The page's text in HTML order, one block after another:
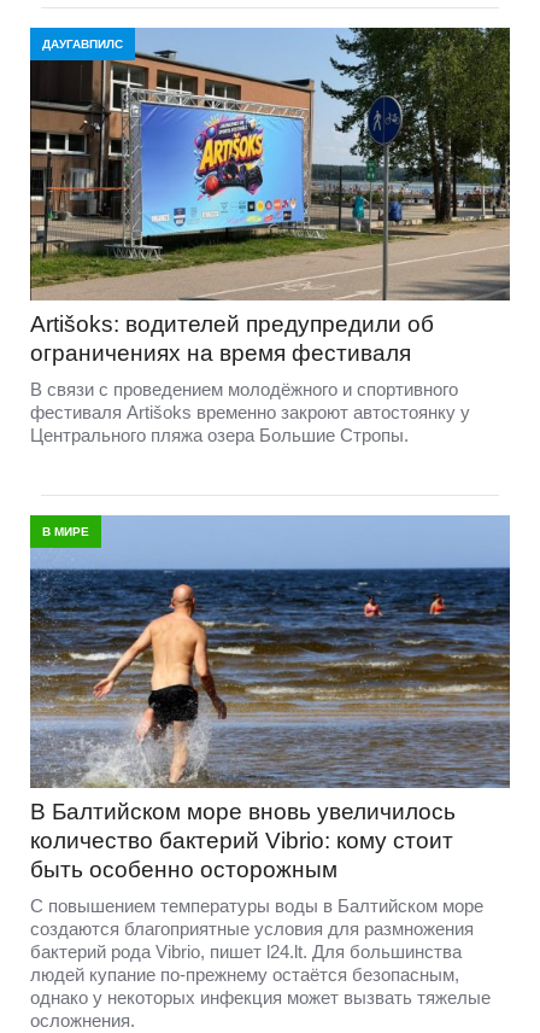
ДАУГАВПИЛС
Artišoks: водителей предупредили об
ограничениях на время фестиваля
В связи с проведением молодёжного и спортивного
фестиваля Artišoks временно закроют автостоянку у
Центрального пляжа озера Большие Стропы.
В МИРЕ
В Балтийском море вновь увеличилось
количество бактерий Vibrio: кому стоит
быть особенно осторожным
С повышением температуры воды в Балтийском море
создаются благоприятные условия для размножения
бактерий рода Vibrio, пишет l24.lt. Для большинства
людей купание по-прежнему остаётся безопасным,
однако у некоторых инфекция может вызвать тяжелые
осложнения.